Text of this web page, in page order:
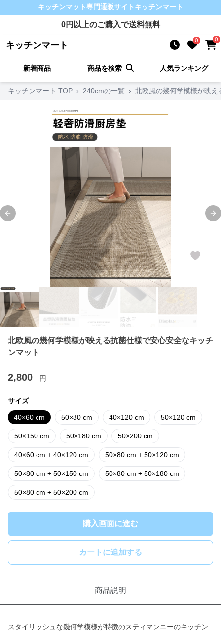
キッチンマット専門通販サイト キッチンマート
0円以上のご購入で送料無料
キッチンマート 0 0
新着商品 商品を検索 人気ランキング
キッチンマート TOP › 240cmの一覧 › 北欧風の幾何学模様が映
Previous slide
北欧風の幾何学模様が映える抗菌仕様で安心安全なキッチ
ンマット
2,800 円
サイズ
40×60 cm 50×80 cm 40×120 cm 50×120 cm
50×150 cm 50×180 cm 50×200 cm
40×60 cm + 40×120 cm 50×80 cm + 50×120 cm
50×80 cm + 50×150 cm 50×80 cm + 50×180 cm
50×80 cm + 50×200 cm
購入画面に進む
カートに追加する
商品説明
スタイリッシュな幾何学模様が特徴のスティマンニーのキッチン